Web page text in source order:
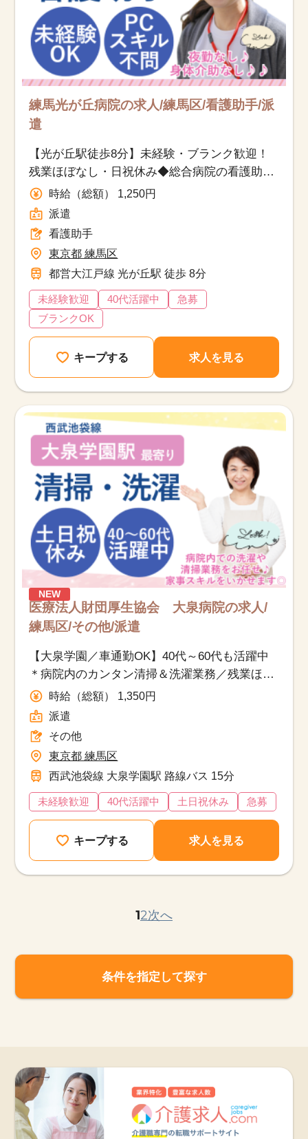
練馬光が丘病院の求人/練馬区/看護助手/派
遣
【光が丘駅徒歩8分】未経験・ブランク歓迎！
残業ほぼなし・日祝休み◆総合病院の看護助手
◎
時給（総額） 1,250円
派遣
看護助手
東京都 練馬区
都営大江戸線 光が丘駅 徒歩 8分
未経験歓迎 40代活躍中
急募
ブランクOK
キープする 求人を見る
NEW
医療法人財団厚生協会 大泉病院の求人/
練馬区/その他/派遣
【大泉学園／車通勤OK】40代～60代も活躍中
＊病院内のカンタン清掃＆洗濯業務／残業ほぼ
なし＆土日祝休み
時給（総額） 1,350円
派遣
その他
東京都 練馬区
西武池袋線 大泉学園駅 路線バス 15分
未経験歓迎 40代活躍中 土日祝休み 急募
キープする 求人を見る
12次へ
条件を指定して探す